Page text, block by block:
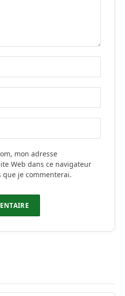
mon adresse
Web dans ce navigateur
je commenterai.